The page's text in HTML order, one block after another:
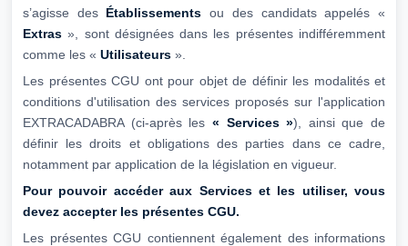
s’agisse des Établissements ou des candidats appelés «
Extras », sont désignées dans les présentes indifféremment
comme les « Utilisateurs ».
Les présentes CGU ont pour objet de définir les modalités et
conditions d'utilisation des services proposés sur l'application
EXTRACADABRA (ci-après les « Services »), ainsi que de
définir les droits et obligations des parties dans ce cadre,
notamment par application de la législation en vigueur.
Pour pouvoir accéder aux Services et les utiliser, vous
devez accepter les présentes CGU.
Les présentes CGU contiennent également des informations